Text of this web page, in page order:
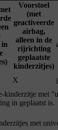
Voorstoel
(met
geactiveerde
airbag,
alleen in de
rijrichting
geplaatste
kinderzitjes)
X
kinderzitje met
in geplaatst is.
met